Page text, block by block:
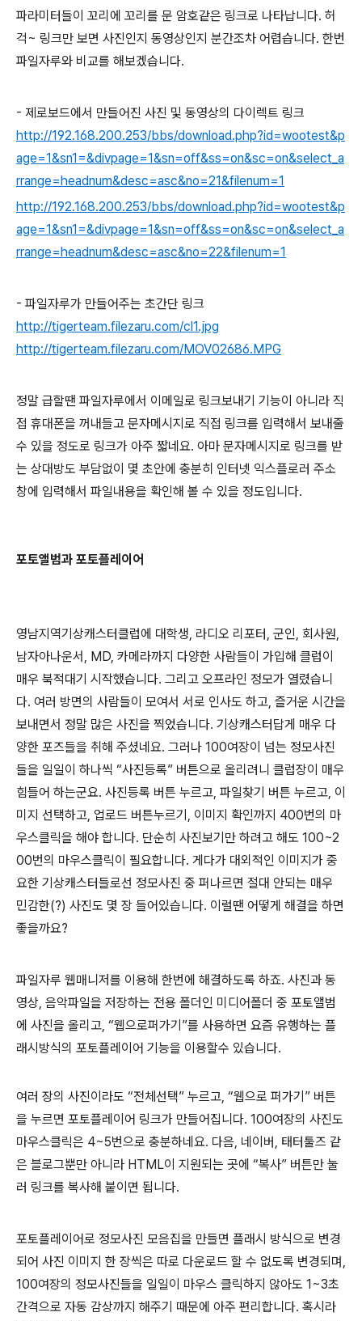
파라미터들이 꼬리에 꼬리를 문 암호같은 링크로 나타납니다. 허
걱~ 링크만 보면 사진인지 동영상인지 분간조차 어렵습니다. 한번
파일자루와 비교를 해보겠습니다.
- 제로보드에서 만들어진 사진 및 동영상의 다이렉트 링크
http://192.168.200.253/bbs/download.php?id=wootest&p
age=1&sn1=&divpage=1&sn=off&ss=on&sc=on&select_a
rrange=headnum&desc=asc&no=21&filenum=1
http://192.168.200.253/bbs/download.php?id=wootest&p
age=1&sn1=&divpage=1&sn=off&ss=on&sc=on&select_a
rrange=headnum&desc=asc&no=22&filenum=1
- 파일자루가 만들어주는 초간단 링크
http://tigerteam.filezaru.com/cl1.jpg
http://tigerteam.filezaru.com/MOV02686.MPG
정말 급할땐 파일자루에서 이메일로 링크보내기 기능이 아니라 직
접 휴대폰을 꺼내들고 문자메시지로 직접 링크를 입력해서 보내줄
수 있을 정도로 링크가 아주 짧네요. 아마 문자메시지로 링크를 받
는 상대방도 부담없이 몇 초안에 충분히 인터넷 익스플로러 주소
창에 입력해서 파일내용을 확인해 볼 수 있을 정도입니다.
포토앨범과 포토플레이어
영남지역기상캐스터클럽에 대학생, 라디오 리포터, 군인, 회사원,
남자아나운서, MD, 카메라까지 다양한 사람들이 가입해 클럽이
매우 북적대기 시작했습니다. 그리고 오프라인 정모가 열렸습니
다. 여러 방면의 사람들이 모여서 서로 인사도 하고, 즐거운 시간을
보내면서 정말 많은 사진을 찍었습니다. 기상캐스터답게 매우 다
양한 포즈들을 취해 주셨네요. 그러나 100여장이 넘는 정모사진
들을 일일이 하나씩 “사진등록” 버튼으로 올리려니 클럽장이 매우
힘들어 하는군요. 사진등록 버튼 누르고, 파일찾기 버튼 누르고, 이
미지 선택하고, 업로드 버튼누르기, 이미지 확인까지 400번의 마
우스클릭을 해야 합니다. 단순히 사진보기만 하려고 해도 100~2
00번의 마우스클릭이 필요합니다. 게다가 대외적인 이미지가 중
요한 기상캐스터들로선 정모사진 중 퍼나르면 절대 안되는 매우
민감한(?) 사진도 몇 장 들어있습니다. 이럴땐 어떻게 해결을 하면
좋을까요?
파일자루 웹매니저를 이용해 한번에 해결하도록 하죠. 사진과 동
영상, 음악파일을 저장하는 전용 폴더인 미디어폴더 중 포토앨범
에 사진을 올리고, “웹으로퍼가기”를 사용하면 요즘 유행하는 플
래시방식의 포토플레이어 기능을 이용할수 있습니다.
여러 장의 사진이라도 “전체선택” 누르고, “웹으로 퍼가기” 버튼
을 누르면 포토플레이어 링크가 만들어집니다. 100여장의 사진도
마우스클릭은 4~5번으로 충분하네요. 다음, 네이버, 태터툴즈 같
은 블로그뿐만 아니라 HTML이 지원되는 곳에 “복사” 버튼만 눌
러 링크를 복사해 붙이면 됩니다.
포토플레이어로 정모사진 모음집을 만들면 플래시 방식으로 변경
되어 사진 이미지 한 장씩은 따로 다운로드 할 수 없도록 변경되며,
100여장의 정모사진들을 일일이 마우스 클릭하지 않아도 1~3초
간격으로 자동 감상까지 해주기 때문에 아주 편리합니다. 혹시라